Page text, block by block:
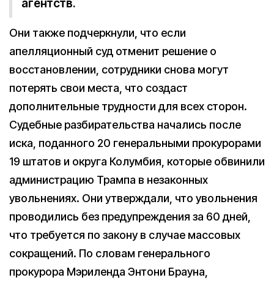
агентств.
Они также подчеркнули, что если
апелляционный суд отменит решение о
восстановлении, сотрудники снова могут
потерять свои места, что создаст
дополнительные трудности для всех сторон.
Судебные разбирательства начались после
иска, поданного 20 генеральными прокурорами
19 штатов и округа Колумбия, которые обвинили
администрацию Трампа в незаконных
увольнениях. Они утверждали, что увольнения
проводились без предупреждения за 60 дней,
что требуется по закону в случае массовых
сокращений. По словам генерального
прокурора Мэриленда Энтони Брауна,